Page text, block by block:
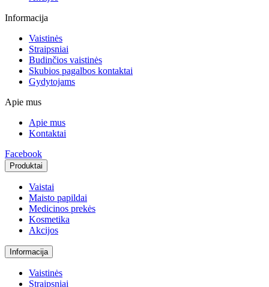
Informacija
Vaistinės
Straipsniai
Budinčios vaistinės
Skubios pagalbos kontaktai
Gydytojams
Apie mus
Apie mus
Kontaktai
Facebook
Produktai
Vaistai
Maisto papildai
Medicinos prekės
Kosmetika
Akcijos
Informacija
Vaistinės
Straipsniai